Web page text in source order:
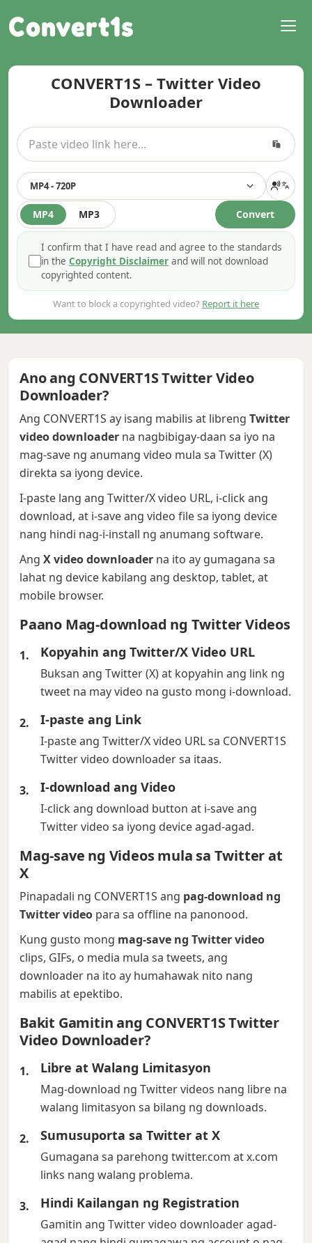
Convert1s
CONVERT1S – Twitter Video
Downloader
MP4 MP3
MP4 - 720P
Convert
I confirm that I have read and agree to the standards
in the Copyright Disclaimer and will not download
copyrighted content.
Want to block a copyrighted video? Report it here
Ano ang CONVERT1S Twitter Video
Downloader?
Ang CONVERT1S ay isang mabilis at libreng Twitter
video downloader na nagbibigay-daan sa iyo na
mag-save ng anumang video mula sa Twitter (X)
direkta sa iyong device.
I-paste lang ang Twitter/X video URL, i-click ang
download, at i-save ang video file sa iyong device
nang hindi nag-i-install ng anumang software.
Ang X video downloader na ito ay gumagana sa
lahat ng device kabilang ang desktop, tablet, at
mobile browser.
Paano Mag-download ng Twitter Videos
Kopyahin ang Twitter/X Video URL
Buksan ang Twitter (X) at kopyahin ang link ng
tweet na may video na gusto mong i-download.
I-paste ang Link
I-paste ang Twitter/X video URL sa CONVERT1S
Twitter video downloader sa itaas.
I-download ang Video
I-click ang download button at i-save ang
Twitter video sa iyong device agad-agad.
Mag-save ng Videos mula sa Twitter at
X
Pinapadali ng CONVERT1S ang pag-download ng
Twitter video para sa offline na panonood.
Kung gusto mong mag-save ng Twitter video
clips, GIFs, o media mula sa tweets, ang
downloader na ito ay humahawak nito nang
mabilis at epektibo.
Bakit Gamitin ang CONVERT1S Twitter
Video Downloader?
Libre at Walang Limitasyon
Mag-download ng Twitter videos nang libre na
walang limitasyon sa bilang ng downloads.
Sumusuporta sa Twitter at X
Gumagana sa parehong twitter.com at x.com
links nang walang problema.
Hindi Kailangan ng Registration
Gamitin ang Twitter video downloader agad-